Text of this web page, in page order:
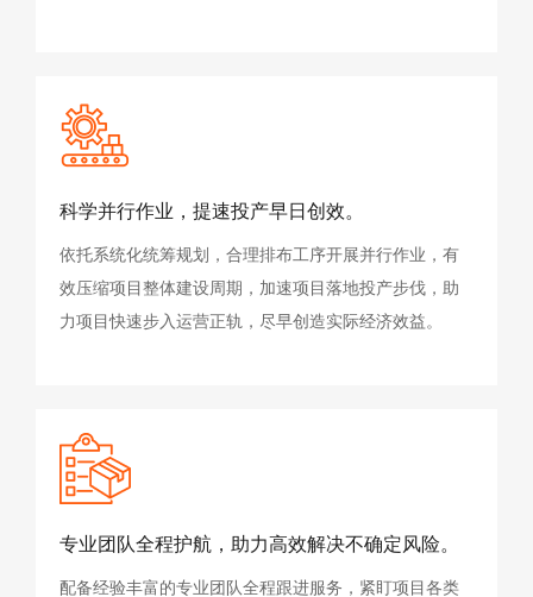
科学并行作业，提速投产早日创效。
依托系统化统筹规划，合理排布工序开展并行作业，有
效压缩项目整体建设周期，加速项目落地投产步伐，助
力项目快速步入运营正轨，尽早创造实际经济效益。
专业团队全程护航，助力高效解决不确定风险。
配备经验丰富的专业团队全程跟进服务，紧盯项目各类